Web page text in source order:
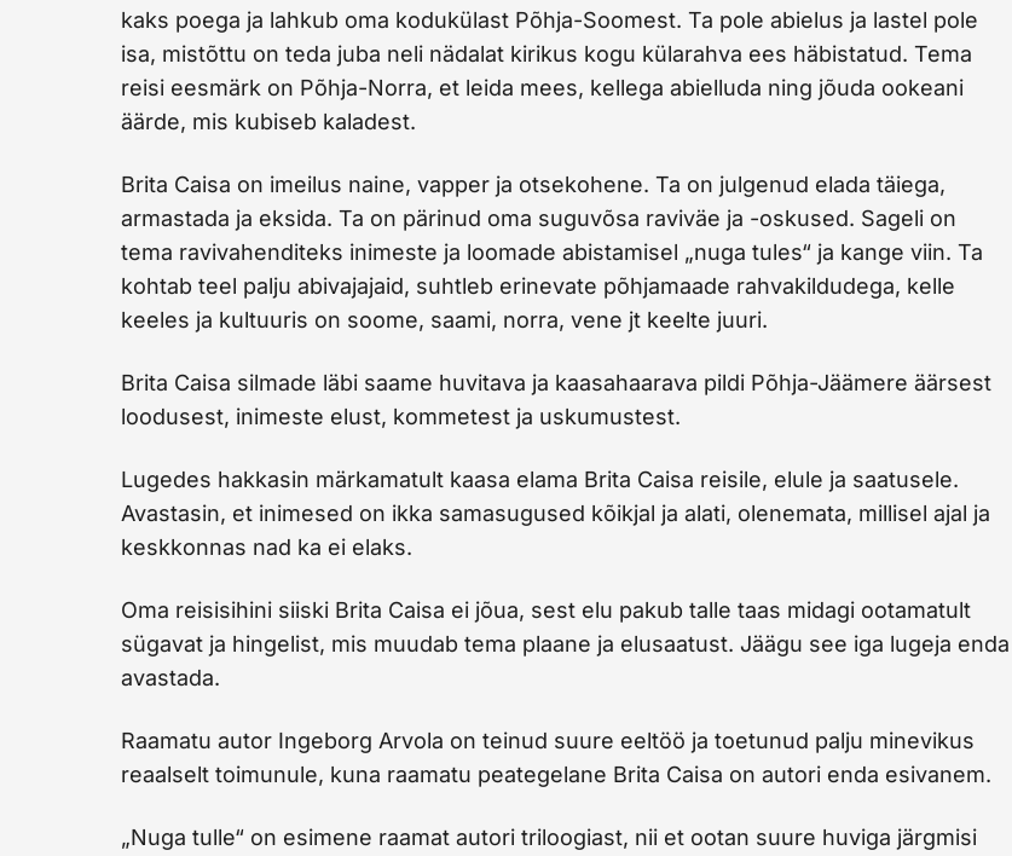
kaks poega ja lahkub oma kodukülast Põhja-Soomest. Ta pole abielus ja lastel pole
isa, mistõttu on teda juba neli nädalat kirikus kogu külarahva ees häbistatud. Tema
reisi eesmärk on Põhja-Norra, et leida mees, kellega abielluda ning jõuda ookeani
äärde, mis kubiseb kaladest.
Brita Caisa on imeilus naine, vapper ja otsekohene. Ta on julgenud elada täiega,
armastada ja eksida. Ta on pärinud oma suguvõsa raviväe ja -oskused. Sageli on
tema ravivahenditeks inimeste ja loomade abistamisel „nuga tules“ ja kange viin. Ta
kohtab teel palju abivajajaid, suhtleb erinevate põhjamaade rahvakildudega, kelle
keeles ja kultuuris on soome, saami, norra, vene jt keelte juuri.
Brita Caisa silmade läbi saame huvitava ja kaasahaarava pildi Põhja-Jäämere äärsest
loodusest, inimeste elust, kommetest ja uskumustest.
Lugedes hakkasin märkamatult kaasa elama Brita Caisa reisile, elule ja saatusele.
Avastasin, et inimesed on ikka samasugused kõikjal ja alati, olenemata, millisel ajal ja
keskkonnas nad ka ei elaks.
Oma reisisihini siiski Brita Caisa ei jõua, sest elu pakub talle taas midagi ootamatult
sügavat ja hingelist, mis muudab tema plaane ja elusaatust. Jäägu see iga lugeja enda
avastada.
Raamatu autor Ingeborg Arvola on teinud suure eeltöö ja toetunud palju minevikus
reaalselt toimunule, kuna raamatu peategelane Brita Caisa on autori enda esivanem.
„Nuga tulle“ on esimene raamat autori triloogiast, nii et ootan suure huviga järgmisi